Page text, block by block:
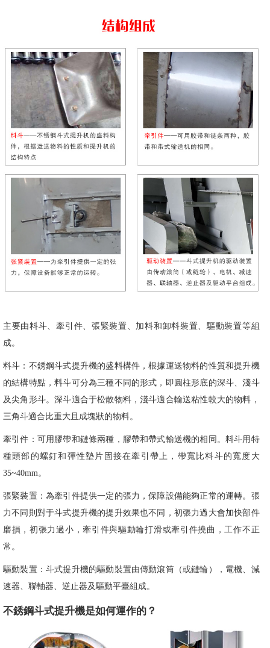
主要由料斗、牽引件、張緊裝置、加料和卸料裝置、驅動裝置等組
成。
料斗：不銹鋼斗式提升機的盛料構件，根據運送物料的性質和提升機
的結構特點，料斗可分為三種不同的形式，即圓柱形底的深斗、淺斗
及尖角形斗。深斗適合于松散物料，淺斗適合輸送粘性較大的物料，
三角斗適合比重大且成塊狀的物料。
牽引件：可用膠帶和鏈條兩種，膠帶和帶式輸送機的相同。料斗用特
種頭部的螺釘和彈性墊片固接在牽引帶上，帶寬比料斗的寬度大
35~40mm。
張緊裝置：為牽引件提供一定的張力，保障設備能夠正常的運轉。張
力不同則對于斗式提升機的提升效果也不同，初張力過大會加快部件
磨損，初張力過小，牽引件與驅動輪打滑或牽引件撓曲，工作不正
常。
驅動裝置：斗式提升機的驅動裝置由傳動滾筒（或鏈輪），電機、減
速器、聯軸器、逆止器及驅動平臺組成。
不銹鋼斗式提升機是如何運作的？